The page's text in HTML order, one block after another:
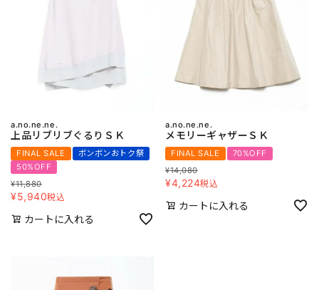
a.no.ne.ne.
上品リブリブぐるりＳＫ
FINAL SALE
ボンボンおトク祭
50%OFF
¥11,880
¥5,940税込
カートに入れる
a.no.ne.ne.
メモリーギャザーＳＫ
FINAL SALE
70%OFF
¥14,080
¥4,224税込
カートに入れる